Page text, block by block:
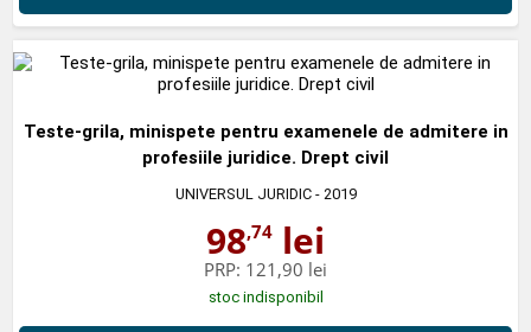
Teste-grila, minispete pentru examenele de admitere in
profesiile juridice. Drept civil
UNIVERSUL JURIDIC- 2019
98,74 lei
PRP: 121,90 lei
stoc indisponibil